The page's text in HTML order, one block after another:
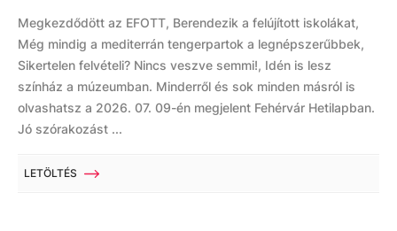
Megkezdődött az EFOTT, Berendezik a felújított iskolákat,
Még mindig a mediterrán tengerpartok a legnépszerűbbek,
Sikertelen felvételi? Nincs veszve semmi!, Idén is lesz
színház a múzeumban. Minderről és sok minden másról is
olvashatsz a 2026. 07. 09-én megjelent Fehérvár Hetilapban.
Jó szórakozást ...
LETÖLTÉS